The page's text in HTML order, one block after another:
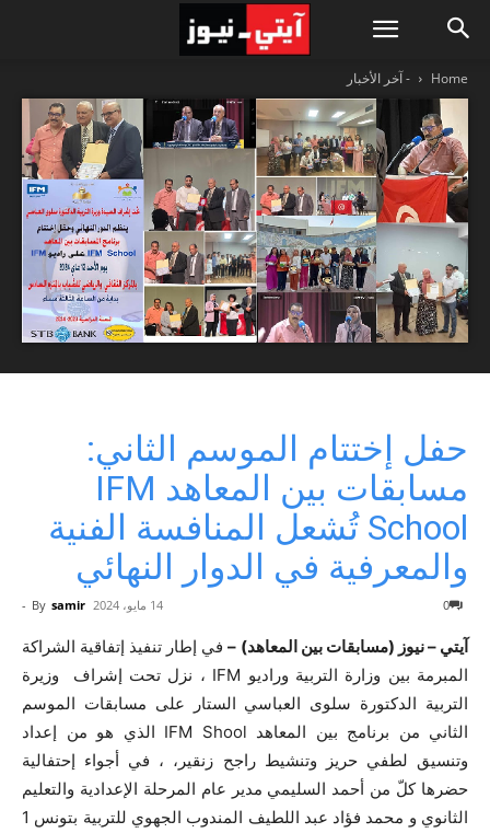
Home - آخر الأخبار
حفل إختتام الموسم الثاني:
مسابقات بين المعاهد IFM
School تُشعل المنافسة الفنية
والمعرفية في الدوار النهائي
By samir
- 14 مايو، 2024 0
آيتي – نيوز (مسابقات بين المعاهد) –في إطار تنفيذ إتفاقية الشراكة
المبرمة بين وزارة التربية وراديو IFM ، نزل تحت إشراف وزيرة
التربية الدكتورة سلوى العباسي الستار على مسابقات الموسم
الثاني من برنامج بين المعاهد IFM Shool الذي هو من إعداد
وتنسيق لطفي حريز وتنشيط راجح زنقير، ، في أجواء إحتفالية
حضرها كلّ من أحمد السليمي مدير عام المرحلة الإعدادية والتعليم
الثانوي و محمد فؤاد عبد اللطيف المندوب الجهوي للتربية بتونس 1